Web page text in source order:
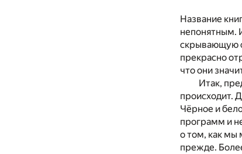
Название
непонятным.
скрывающую
прекрасно
что они
Итак,
происходит.
Чёрное и
программ и
о том, как мы
прежде.